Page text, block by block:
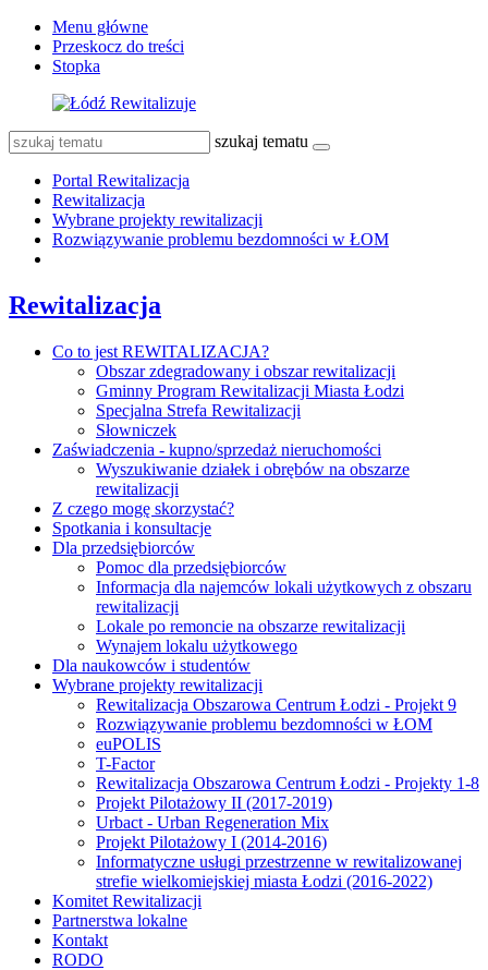
Menu główne
Przeskocz do treści
Stopka
szukaj tematu
Portal Rewitalizacja
Rewitalizacja
Wybrane projekty rewitalizacji
Rozwiązywanie problemu bezdomności w ŁOM
Rewitalizacja
Co to jest REWITALIZACJA?
Obszar zdegradowany i obszar rewitalizacji
Gminny Program Rewitalizacji Miasta Łodzi
Specjalna Strefa Rewitalizacji
Słowniczek
Zaświadczenia - kupno/sprzedaż nieruchomości
Wyszukiwanie działek i obrębów na obszarze
rewitalizacji
Z czego mogę skorzystać?
Spotkania i konsultacje
Dla przedsiębiorców
Pomoc dla przedsiębiorców
Informacja dla najemców lokali użytkowych z obszaru
rewitalizacji
Lokale po remoncie na obszarze rewitalizacji
Wynajem lokalu użytkowego
Dla naukowców i studentów
Wybrane projekty rewitalizacji
Rewitalizacja Obszarowa Centrum Łodzi - Projekt 9
Rozwiązywanie problemu bezdomności w ŁOM
euPOLIS
T-Factor
Rewitalizacja Obszarowa Centrum Łodzi - Projekty 1-8
Projekt Pilotażowy II (2017-2019)
Urbact - Urban Regeneration Mix
Projekt Pilotażowy I (2014-2016)
Informatyczne usługi przestrzenne w rewitalizowanej
strefie wielkomiejskiej miasta Łodzi (2016-2022)
Komitet Rewitalizacji
Partnerstwa lokalne
Kontakt
RODO